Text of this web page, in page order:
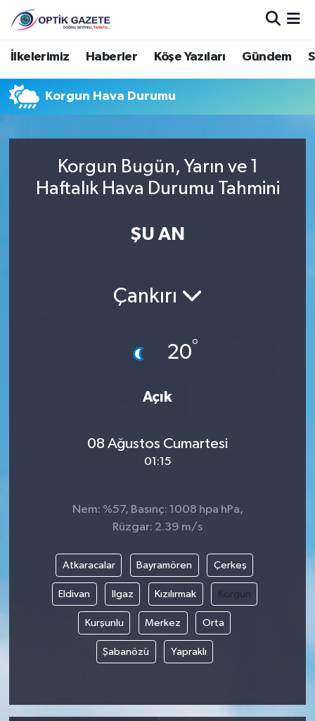
İlkelerimiz Haberler Köşe Yazıları Gündem
Korgun Hava Durumu
Korgun Bugün, Yarın ve 1
Haftalık Hava Durumu Tahmini
ŞU AN
Çankırı
20°
Açık
08 Ağustos Cumartesi
01:15
Nem: %57, Basınç: 1008 hpa hPa,
Rüzgar: 2.39 m/s
Atkaracalar Bayramören Çerkeş
Eldivan Ilgaz Kızılırmak Korgun
Kurşunlu Merkez Orta
Şabanözü Yapraklı
Nöbetçi Eczaneler
Hava Durumu
Trafik Durumu
Süper Lig Puan Durumu ve Fikstür